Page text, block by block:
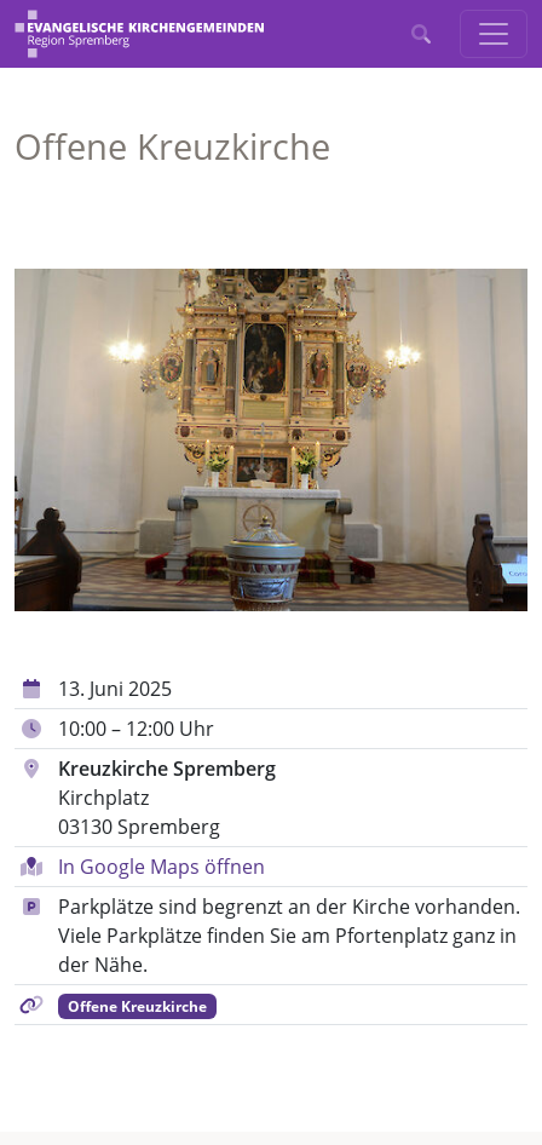
Offene Kreuzkirche
13. Juni 2025
10:00 – 12:00 Uhr
Kreuzkirche Spremberg
Kirchplatz
03130 Spremberg
In Google Maps öffnen
Parkplätze sind begrenzt an der Kirche vorhanden.
Viele Parkplätze finden Sie am Pfortenplatz ganz in
der Nähe.
Offene Kreuzkirche